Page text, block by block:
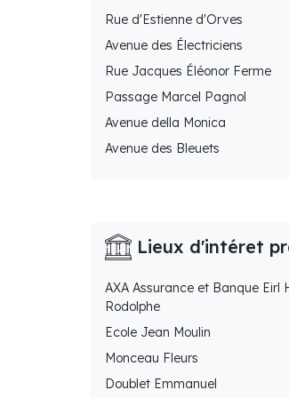
Rue d'Estienne d'Orves
Avenue des Électriciens
Rue Jacques Éléonor Ferme
Passage Marcel Pagnol
Avenue della Monica
Avenue des Bleuets
Lieux d'intéret
AXA Assurance et Banque Eirl
Rodolphe
Ecole Jean Moulin
Monceau Fleurs
Doublet Emmanuel